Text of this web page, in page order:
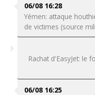
06/08 16:28
Yémen: attaque
de victimes (source
Rachat d'EasyJet: le
06/08 16:25